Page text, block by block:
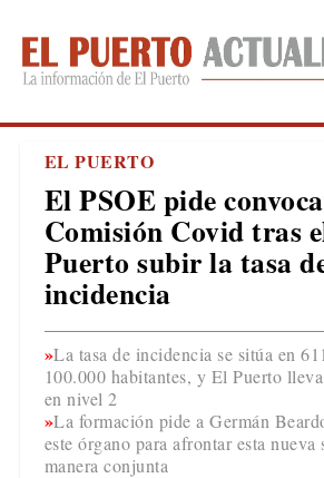
EL PUERTO
El PSOE pide
Comisión Covid tras
Puerto subir la tasa
incidencia
La tasa de incidencia se sitúa en
100.000 habitantes, y El Puerto
en nivel 2
La formación pide a Germán
este órgano para afrontar esta nueva
manera conjunta